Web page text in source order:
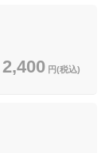
2,400 円(税込)